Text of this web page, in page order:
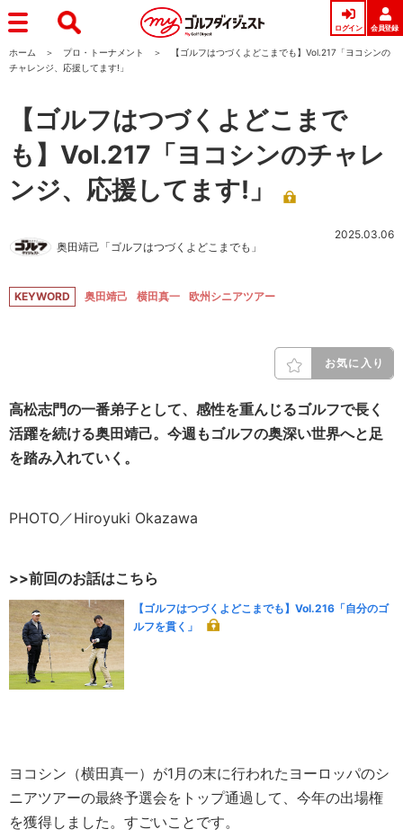
ログイン 会員登録
ホーム プロ・トーナメント
【ゴルフはつづくよどこまでも】Vol.217「ヨコシンの
チャレンジ、応援してます!」
【ゴルフはつづくよどこまで
も】Vol.217「ヨコシンのチャレ
ンジ、応援してます!」
奥田靖己「ゴルフはつづくよどこまでも」
2025.03.06
KEYWORD 奥田靖己 横田真一 欧州シニアツアー
お気に入り
高松志門の一番弟子として、感性を重んじるゴルフで長く
活躍を続ける奥田靖己。今週もゴルフの奥深い世界へと足
を踏み入れていく。
PHOTO／Hiroyuki Okazawa
>>前回のお話はこちら
【ゴルフはつづくよどこまでも】Vol.216「自分のゴ
ルフを貫く」
ヨコシン（横田真一）が1月の末に行われたヨーロッパのシ
ニアツアーの最終予選会をトップ通過して、今年の出場権
を獲得しました。すごいことです。